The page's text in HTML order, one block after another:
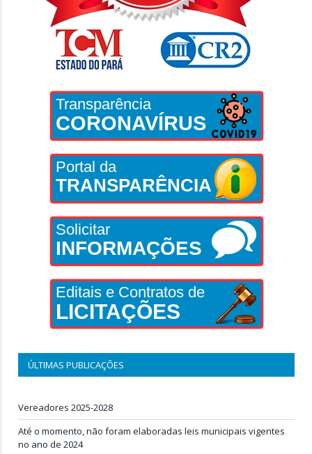
Transparência
CORONAVÍRUS
Portal da
TRANSPARÊNCIA
Solicitar
INFORMAÇÕES
Editais e Contratos de
LICITAÇÕES
ÚLTIMAS PUBLICAÇÕES
Vereadores 2025-2028
Até o momento, não foram elaboradas leis municipais vigentes
no ano de 2024